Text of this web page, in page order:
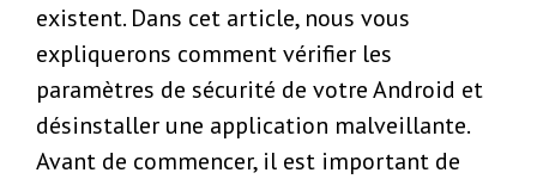
existent. Dans cet article, nous vous
expliquerons comment vérifier les
paramètres de sécurité de votre Android et
désinstaller une application malveillante.
Avant de commencer, il est important de